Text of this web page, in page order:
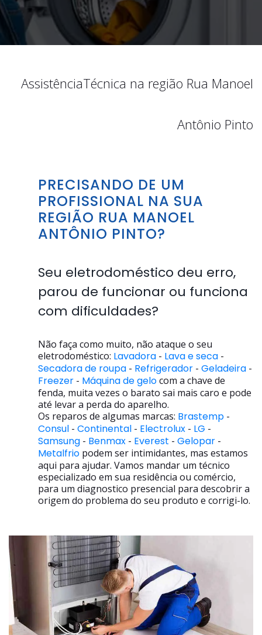
AssistênciaTécnica na região Rua Manoel
Antônio Pinto
PRECISANDO DE UM
PROFISSIONAL NA SUA
REGIÃO RUA MANOEL
ANTÔNIO PINTO?
Seu eletrodoméstico deu erro,
parou de funcionar ou funciona
com dificuldades?
Não faça como muito, não ataque o seu
eletrodoméstico: Lavadora - Lava e seca -
Secadora de roupa - Refrigerador - Geladeira -
Freezer - Máquina de gelocom a chave de
fenda, muita vezes o barato sai mais caro e pode
até levar a perda do aparelho.
Os reparos de algumas marcas: Brastemp -
Consul - Continental - Electrolux - LG -
Samsung - Benmax - Everest - Gelopar -
Metalfrio podem ser intimidantes, mas estamos
aqui para ajudar. Vamos mandar um técnico
especializado em sua residência ou comércio,
para um diagnostico presencial para descobrir a
origem do problema do seu produto e corrigi-lo.